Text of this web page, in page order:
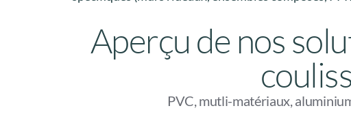
Aperçu de nos
PVC, mutli-matériaux,